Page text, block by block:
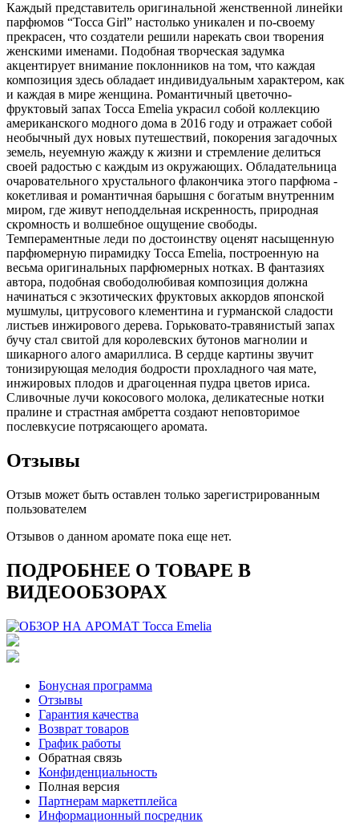
Каждый представитель оригинальной женственной линейки
парфюмов “Tocca Girl” настолько уникален и по-своему
прекрасен, что создатели решили нарекать свои творения
женскими именами. Подобная творческая задумка
акцентирует внимание поклонников на том, что каждая
композиция здесь обладает индивидуальным характером, как
и каждая в мире женщина. Романтичный цветочно-
фруктовый запах Tocca Emelia украсил собой коллекцию
американского модного дома в 2016 году и отражает собой
необычный дух новых путешествий, покорения загадочных
земель, неуемную жажду к жизни и стремление делиться
своей радостью с каждым из окружающих. Обладательница
очаровательного хрустального флакончика этого парфюма -
кокетливая и романтичная барышня с богатым внутренним
миром, где живут неподдельная искренность, природная
скромность и волшебное ощущение свободы.
Темпераментные леди по достоинству оценят насыщенную
парфюмерную пирамидку Tocca Emelia, построенную на
весьма оригинальных парфюмерных нотках. В фантазиях
автора, подобная свободолюбивая композиция должна
начинаться с экзотических фруктовых аккордов японской
мушмулы, цитрусового клементина и гурманской сладости
листьев инжирового дерева. Горьковато-травянистый запах
бучу стал свитой для королевских бутонов магнолии и
шикарного алого амариллиса. В сердце картины звучит
тонизирующая мелодия бодрости прохладного чая мате,
инжировых плодов и драгоценная пудра цветов ириса.
Сливочные лучи кокосового молока, деликатесные нотки
пралине и страстная амбретта создают неповторимое
послевкусие потрясающего аромата.
Отзывы
Отзыв может быть оставлен только зарегистрированным
пользователем
Отзывов о данном аромате пока еще нет.
ПОДРОБНЕЕ О ТОВАРЕ В
ВИДЕООБЗОРАХ
Бонусная программа
Отзывы
Гарантия качества
Возврат товаров
График работы
Обратная связь
Конфиденциальность
Полная версия
Партнерам маркетплейса
Информационный посредник